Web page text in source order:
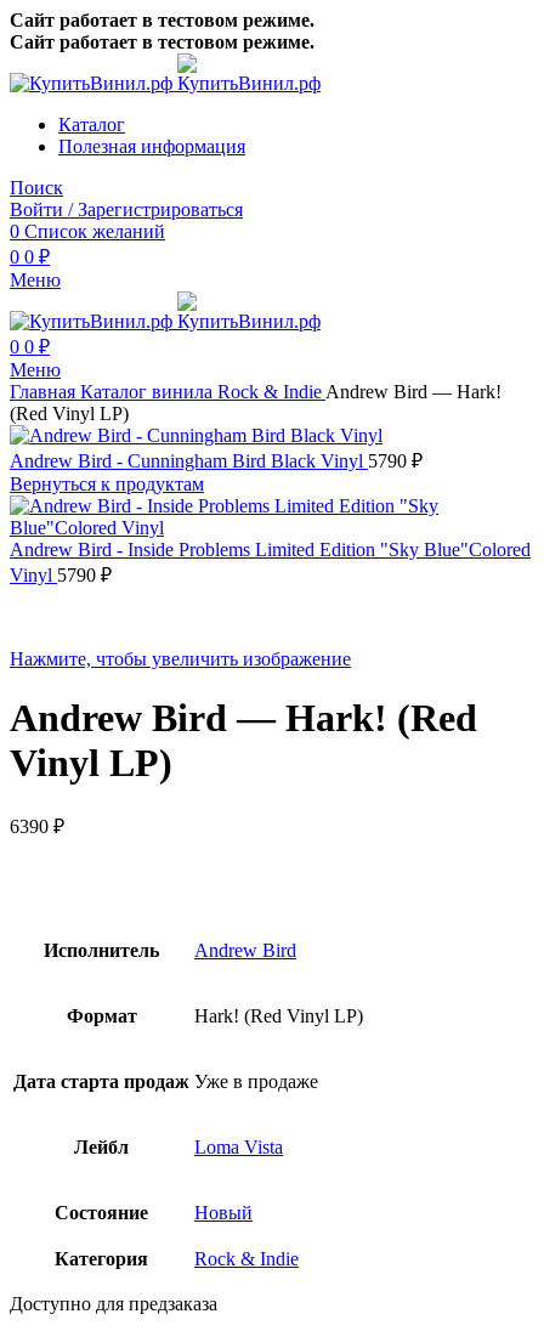
Сайт работает в тестовом режиме.
Сайт работает в тестовом режиме.
Каталог
Полезная информация
Поиск
Войти / Зарегистрироваться
0 Список желаний
0 0 ₽
Меню
0 0 ₽
Меню
Главная Каталог винила Rock & Indie Andrew Bird — Hark!
(Red Vinyl LP)
Andrew Bird - Cunningham Bird Black Vinyl 5790 ₽
Вернуться к продуктам
Andrew Bird - Inside Problems Limited Edition "Sky Blue"Colored
Vinyl 5790 ₽
Нажмите, чтобы увеличить изображение
Andrew Bird — Hark! (Red
Vinyl LP)
6390 ₽
Исполнитель Andrew Bird
Формат Hark! (Red Vinyl LP)
Дата старта продаж Уже в продаже
Лейбл Loma Vista
Состояние Новый
Категория Rock & Indie
Доступно для предзаказа